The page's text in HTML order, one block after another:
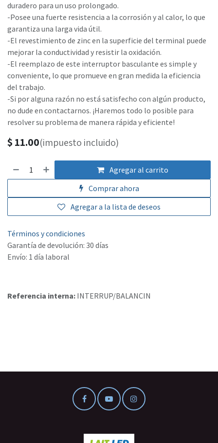
duradero para un uso prolongado.
-Posee una fuerte resistencia a la corrosión y al calor, lo que
garantiza una larga vida útil.
-El revestimiento de zinc en la superficie del terminal puede
mejorar la conductividad y resistir la oxidación.
-El reemplazo de este interruptor basculante es simple y
conveniente, lo que promueve en gran medida la eficiencia
del trabajo.
-Si por alguna razón no está satisfecho con algún producto,
no dude en contactarnos. ¡Haremos todo lo posible para
resolver su problema de manera rápida y eficiente!
$ 11.00(impuesto incluido)
Agregar al carrito
Comprar ahora
Agregar a la lista de deseos
Términos y condiciones
Garantía de devolución: 30 días
Envío: 1 día laboral
Referencia interna: INTERRUP/BALANCIN